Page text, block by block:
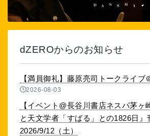
dZEROからのお知らせ
【満員御礼】藤原亮司トークライブ
2026-08-03
【イベント@長谷川書店ネスパ茅ヶ
と天文学者「すばる」との1826日』
2026/9/12（土）